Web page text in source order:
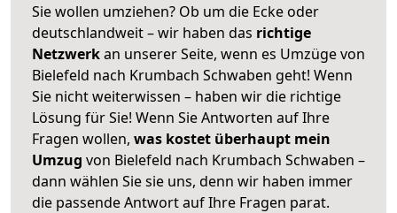
Sie wollen umziehen? Ob um die Ecke oder
deutschlandweit – wir haben das richtige
Netzwerkan unserer Seite, wenn es Umzüge von
Bielefeld nach Krumbach Schwaben geht! Wenn
Sie nicht weiterwissen – haben wir die richtige
Lösung für Sie! Wenn Sie Antworten auf Ihre
Fragen wollen, was kostet überhaupt mein
Umzug von Bielefeld nach Krumbach Schwaben –
dann wählen Sie sie uns, denn wir haben immer
die passende Antwort auf Ihre Fragen parat.